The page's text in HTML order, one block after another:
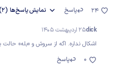
پاسخ
نمایشپاسخ‌ها (2) 24
dick25 اردیبهشت 1405
اشکال نداره. اگه از سروش و «بله» حالت
پاسخ
0